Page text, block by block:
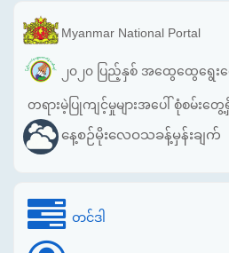
Myanmar National Portal
၂၀၂၀ ပြည့်နှစ် အထွေထွေရွေး
တရားမဲ့ပြုကျင့်မှုများအပေါ် စုံစမ်းတွေ့
နေ့စဉ်မိုးလေဝသခန့်မှန်းချက်
တင်ဒါ